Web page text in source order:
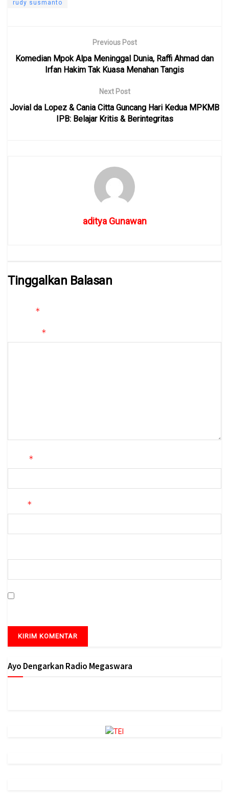
rudy susmanto
Previous Post
Komedian Mpok Alpa Meninggal Dunia, Raffi Ahmad dan
Irfan Hakim Tak Kuasa Menahan Tangis
Next Post
Jovial da Lopez & Cania Citta Guncang Hari Kedua MPKMB
IPB: Belajar Kritis & Berintegritas
aditya Gunawan
Tinggalkan Balasan
*
*
*
*
Ayo Dengarkan Radio Megaswara